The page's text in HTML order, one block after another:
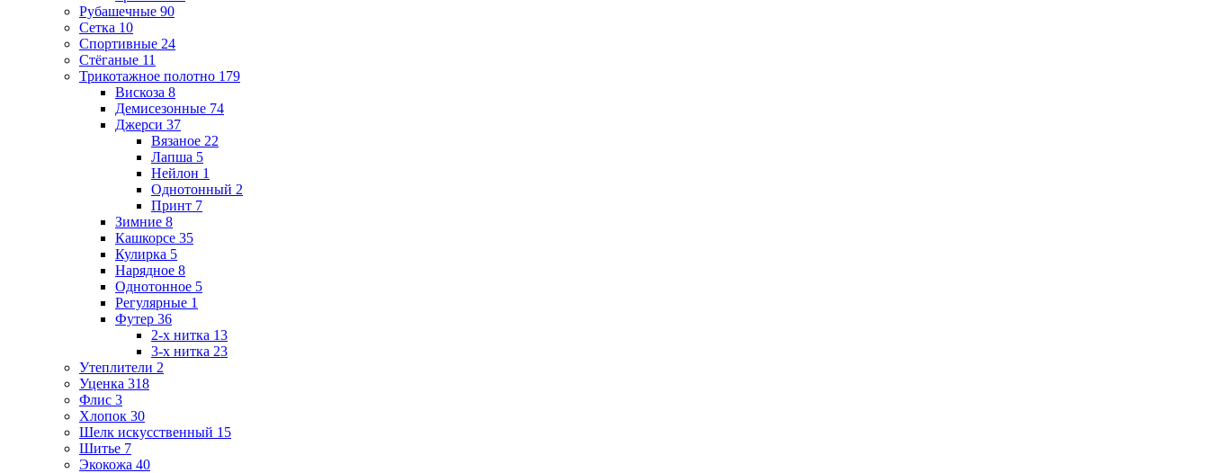
Рубашечные 90
Сетка 10
Спортивные 24
Стёганые 11
Трикотажное полотно 179
Вискоза 8
Демисезонные 74
Джерси 37
Вязаное 22
Лапша 5
Нейлон 1
Однотонный 2
Принт 7
Зимние 8
Кашкорсе 35
Кулирка 5
Нарядное 8
Однотонное 5
Регулярные 1
Футер 36
2-х нитка 13
3-х нитка 23
Утеплители 2
Уценка 318
Флис 3
Хлопок 30
Шелк искусственный 15
Шитье 7
Экокожа 40